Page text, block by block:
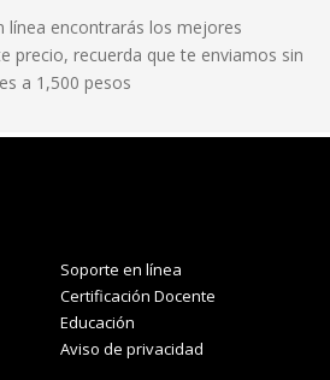
línea encontrarás los mejores
precio, recuerda que te enviamos sin
a 1,500 pesos
Soporte en línea
Certificación Docente
Educación
Aviso de privacidad